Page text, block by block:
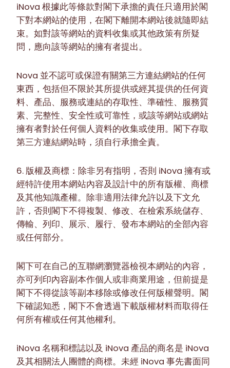
iNova 根據此等條款對閣下承擔的責任只適用於閣
下對本網站的使用，在閣下離開本網站後就隨即結
束。如對該等網站的資料收集或其他政策有所疑
問，應向該等網站的擁有者提出。
Nova 並不認可或保證有關第三方連結網站的任何
東西，包括但不限於其所提供或經其提供的任何資
料、產品、服務或連結的存取性、準確性、服務質
素、完整性、安全性或可靠性，或該等網站或網站
擁有者對於任何個人資料的收集或使用。閣下存取
第三方連結網站時，須自行承擔全責。
6. 版權及商標：除非另有指明，否則 iNova 擁有或
經特許使用本網站內容及設計中的所有版權、商標
及其他知識產權。除非適用法律允許以及下文允
許，否則閣下不得複製、修改、在檢索系統儲存、
傳輸、列印、展示、履行、發布本網站的全部內容
或任何部分。
閣下可在自己的互聯網瀏覽器檢視本網站的內容，
亦可列印內容副本作個人或非商業用途，但前提是
閣下不得從該等副本移除或修改任何版權聲明。閣
下確認知悉，閣下不會透過下載版權材料而取得任
何所有權或任何其他權利。
iNova 名稱和標誌以及 iNova 產品的商名是 iNova
及其相關法人團體的商標。未經 iNova 事先書面同